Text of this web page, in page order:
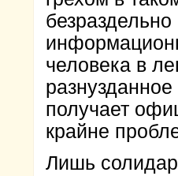
человека в
получает
крайне
Лишь